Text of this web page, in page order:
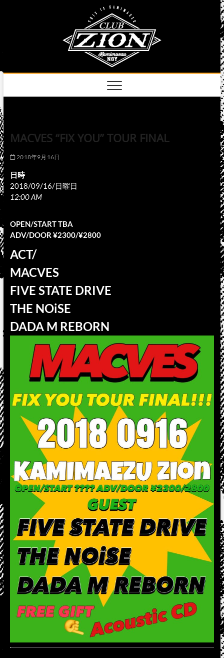
MACVES “FIX YOU” TOUR FINAL
2018年9月16日
日時
2018/09/16/日曜日
12:00 AM
OPEN/START TBA
ADV/DOOR ¥2300/¥2800
ACT/
MACVES
FIVE STATE DRIVE
THE NOiSE
DADA M REBORN